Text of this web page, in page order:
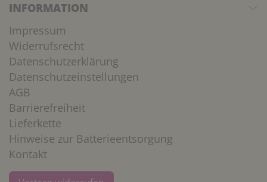
INFORMATION
Impressum
Widerrufsrecht
Datenschutzerklärung
Datenschutzeinstellungen
AGB
Barrierefreiheit
Lieferkette
Hinweise zur Batterieentsorgung
Kontakt